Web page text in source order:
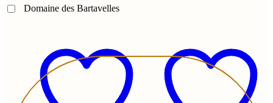
Domaine des Bartavelles